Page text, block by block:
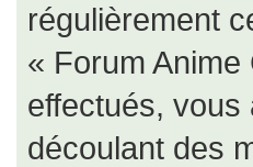
régulièrement
« Forum
effectués, vous
découlant des